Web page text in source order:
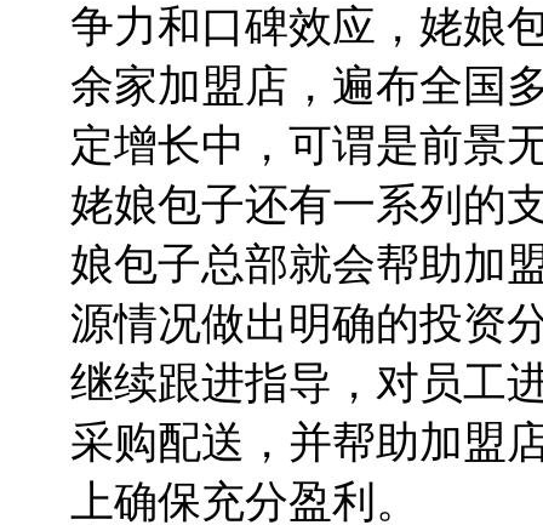
争力和口碑效应，姥娘
余家加盟店，遍布全国
定增长中，可谓是前景
姥娘包子还有一系列的
娘包子总部就会帮助加
源情况做出明确的投资
继续跟进指导，对员工
采购配送，并帮助加盟
上确保充分盈利。